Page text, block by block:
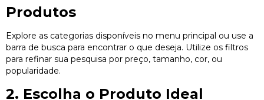
Produtos
Explore as categorias disponíveis no menu principal ou use a
barra de busca para encontrar o que deseja. Utilize os filtros
para refinar sua pesquisa por preço, tamanho, cor, ou
popularidade.
2. Escolha o Produto Ideal